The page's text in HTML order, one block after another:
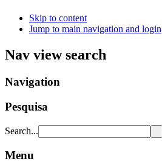
Skip to content
Jump to main navigation and login
Nav view search
Navigation
Pesquisa
Search...
Menu